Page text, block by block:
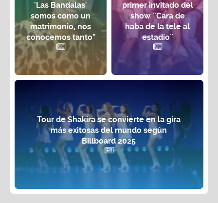
'Las Bandalas'
somos como un
matrimonio, nos
conocemos tanto"
primer invitado del
show ¨Cara de
haba de la tele al
estadio¨
Tour de Shakira se convierte en la gira
más exitosas del mundo según
Billboard 2025